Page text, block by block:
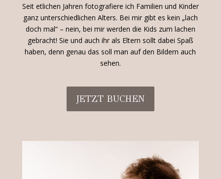
Seit etlichen Jahren fotografiere ich Familien und Kinder
ganz unterschiedlichen Alters. Bei mir gibt es kein „lach
doch mal“ – nein, bei mir werden die Kids zum lachen
gebracht! Sie und auch ihr als Eltern sollt dabei Spaß
haben, denn genau das soll man auf den Bildern auch
sehen.
JETZT BUCHEN